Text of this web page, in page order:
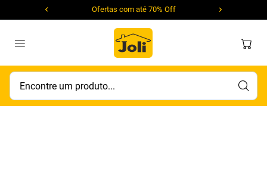
Ofertas com até 70% Off
Encontre um produto...